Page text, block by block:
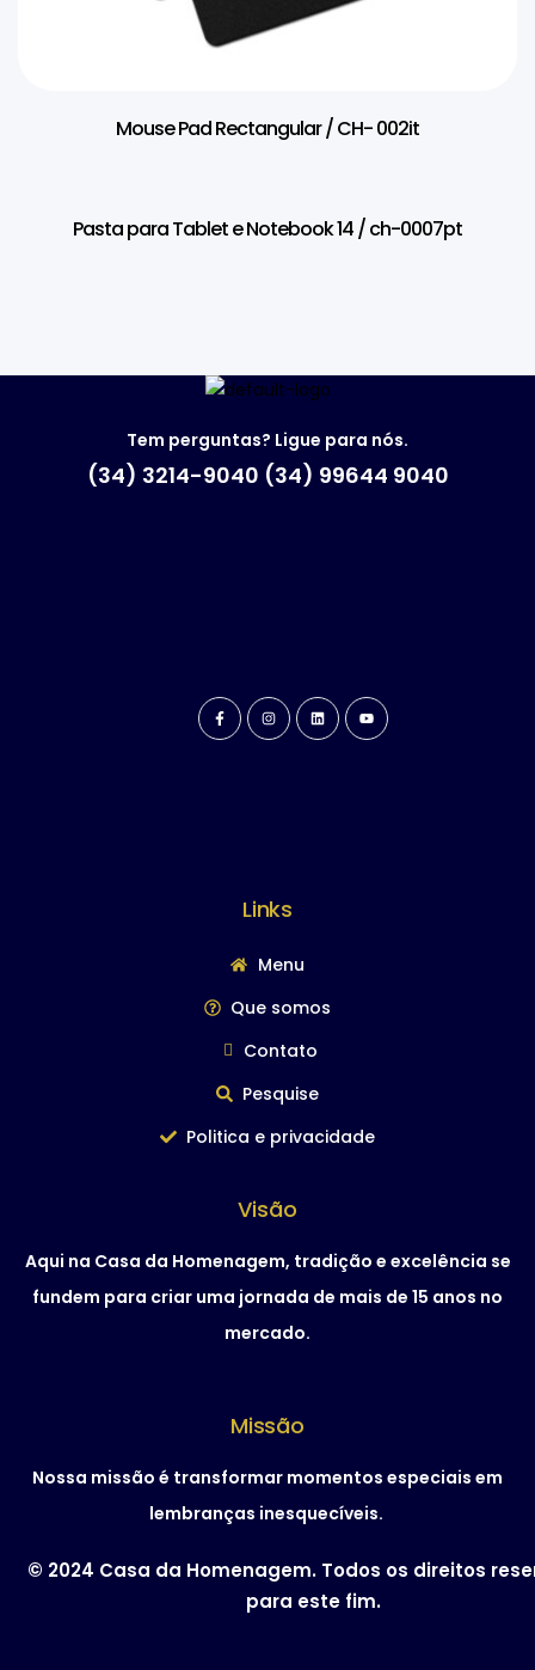
Mouse Pad Rectangular / CH- 002it
Pasta para Tablet e Notebook 14 / ch-0007pt
Tem perguntas? Ligue para nós.
(34) 3214-9040 (34) 99644 9040
Links
Menu
Que somos
Contato
Pesquise
Politica e privacidade
Visão
Aqui na Casa da Homenagem, tradição e excelência se
fundem para criar uma jornada de mais de 15 anos no
mercado.
Missão
Nossa missão é transformar momentos especiais em
lembranças inesquecíveis.
© 2024 Casa da Homenagem. Todos os direitos
para este fim.